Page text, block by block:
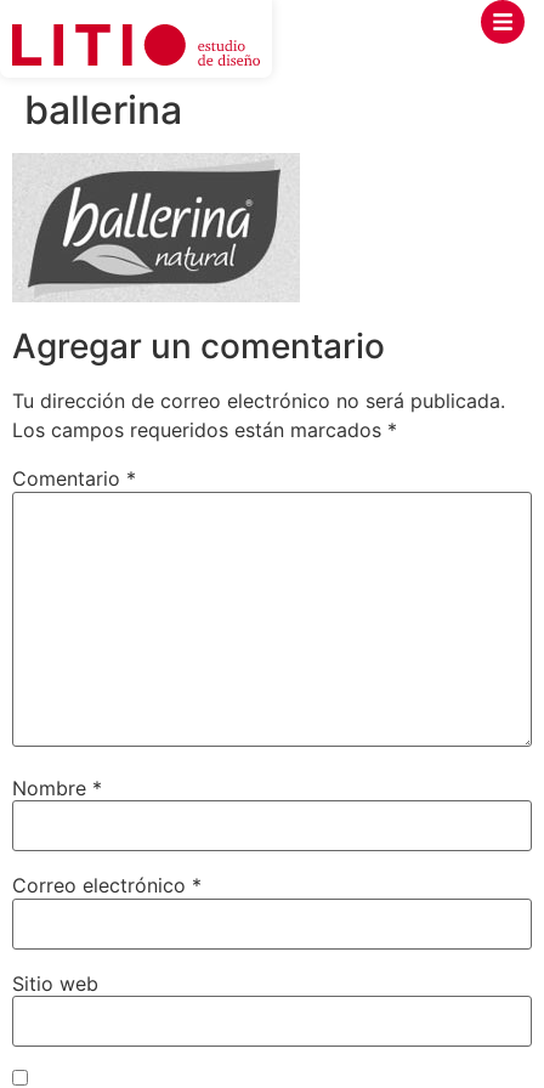
ballerina
Agregar un comentario
Tu dirección de correo electrónico no será publicada.
Los campos requeridos están marcados *
Comentario *
Nombre *
Correo electrónico *
Sitio web